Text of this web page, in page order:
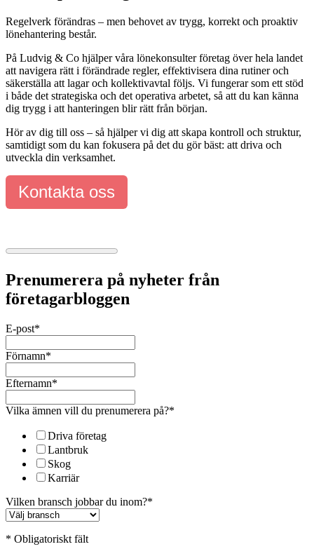
Regelverk förändras – men behovet av trygg, korrekt och proaktiv
lönehantering består.
På Ludvig & Co hjälper våra lönekonsulter företag över hela landet
att navigera rätt i förändrade regler, effektivisera dina rutiner och
säkerställa att lagar och kollektivavtal följs. Vi fungerar som ett stöd
i både det strategiska och det operativa arbetet, så att du kan känna
dig trygg i att hanteringen blir rätt från början.
Hör av dig till oss – så hjälper vi dig att skapa kontroll och struktur,
samtidigt som du kan fokusera på det du gör bäst: att driva och
utveckla din verksamhet.
Kontakta oss
Prenumerera på nyheter från
företagarbloggen
E-post*
Förnamn*
Efternamn*
Vilka ämnen vill du prenumerera på?*
Driva företag
Lantbruk
Skog
Karriär
Vilken bransch jobbar du inom?*
* Obligatoriskt fält